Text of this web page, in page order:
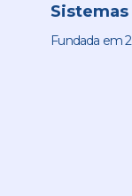
Fundada em